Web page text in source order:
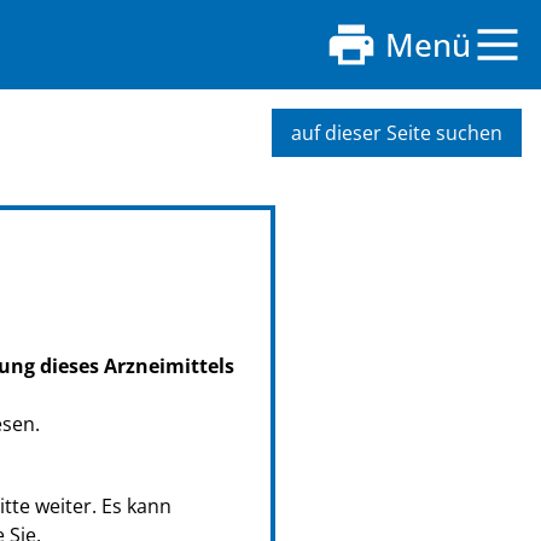
Menü
auf dieser Seite suchen
dieses Arzneimittels
weiter. Es kann
Sie.